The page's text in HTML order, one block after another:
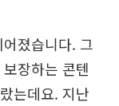
졌습니다. 그
장하는 콘텐
는데요. 지난